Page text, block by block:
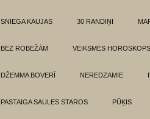
SNIEGA KAUJAS 30 RANDIŅI
BEZ ROBEŽĀM VEIKSMES HOROSKOPS
DŽEMMA BOVERĪ NEREDZAMIE
PASTAIGA SAULES STAROS PŪĶIS